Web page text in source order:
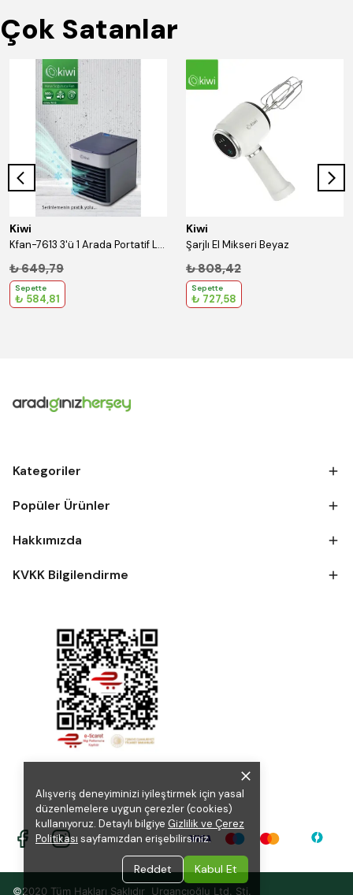
Alışveriş deneyiminizi iyileştirmek için yasal
düzenlemelere uygun çerezler (cookies)
kullanıyoruz. Detaylı bilgiye Gizlilik ve Çerez
Politikası sayfamızdan erişebilirsiniz.
Reddet Kabul Et
Çok Satanlar
Kiwi
Kfan-7613 3'ü 1 Arada Portatif Led Işıklı İyonizer Hava Soğutucu Nemlendirici ve Temizleyici
₺ 649,79
Sepette
₺ 584,81
Kiwi
Şarjlı El Mikseri Beyaz
₺ 808,42
Sepette
₺ 727,58
Kategoriler
Popüler Ürünler
Hakkımızda
KVKK Bilgilendirme
©2020 Tüm Hakları Saklıdır Urgancıoğlu Ltd. Şti.